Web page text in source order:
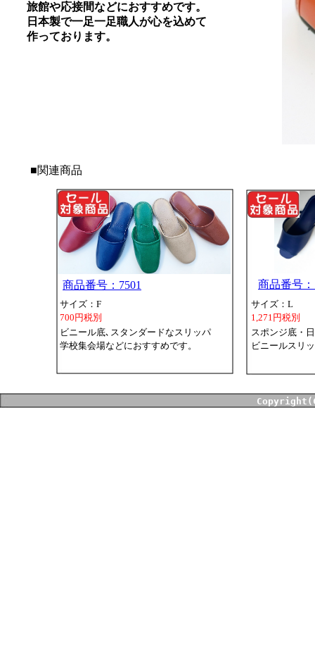
旅館や応接間などにおすすめです。
日本製で一足一足職人が心を込めて
作っております。
サイズ：F
700円税別
ビニール底､スタンダードなスリッパ
学校集会場などにおすすめです。
サイズ：L
1,271円税別
スポンジ底・
ビニールスリ
商品番号
商品番号：7501
■関連商品